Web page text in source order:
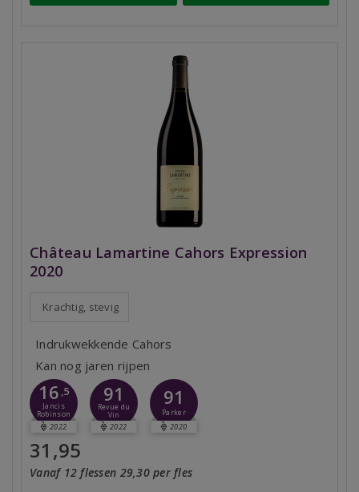
Château Lamartine Cahors Expression
2020
Krachtig, stevig
Indrukwekkende Cahors
Kan nog jaren rijpen
16 ,5
Jancis
Robinson
2022
91
Revue du
Vin
2022
91
Parker
2020
31,95
Vanaf 12 flessen 29,30 per fles